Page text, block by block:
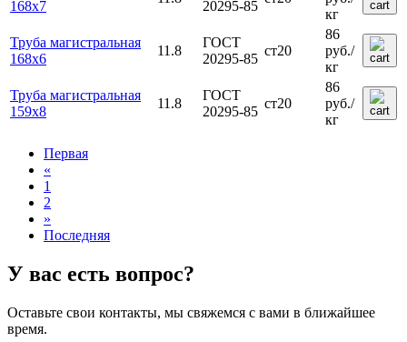
168х7 20295-85
кг
Труба магистральная
168х6
11.8
ГОСТ
20295-85
ст20
86
руб./
кг
Труба магистральная
159х8
11.8
ГОСТ
20295-85
ст20
86
руб./
кг
Первая
«
1
2
»
Последняя
У вас есть вопрос?
Оставьте свои контакты, мы свяжемся с вами в ближайшее
время.